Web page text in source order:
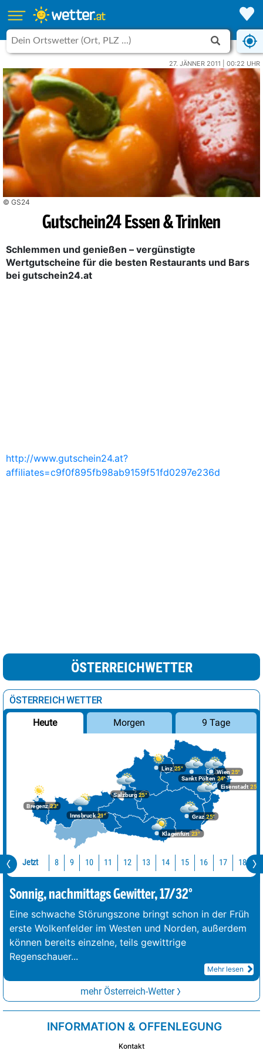
27. JÄNNER 2011 | 00:22 UHR
© GS24
Gutschein24 Essen & Trinken
Schlemmen und genießen – vergünstigte
Wertgutscheine für die besten Restaurants und Bars
bei gutschein24.at
http://www.gutschein24.at?
affiliates=c9f0f895fb98ab9159f51fd0297e236d
ÖSTERREICHWETTER
ÖSTERREICH WETTER
Heute Morgen 9 Tage
Bregenz23°
Graz25°
Innsbruck21°
Klagenfurt 23°
Linz25°
Salzburg25°
Wien 25°
Eisenstadt 25°
Sankt Pölten 24°
Jetzt 8 9 10 11 12 13 14 15 16 17 18
Sonnig, nachmittags Gewitter, 17/32°
Eine schwache Störungszone bringt schon in der Früh
erste Wolkenfelder im Westen und Norden, außerdem
können bereits einzelne, teils gewittrige
Regenschauer...
Mehr lesen
mehr Österreich-Wetter
INFORMATION & OFFENLEGUNG
Kontakt